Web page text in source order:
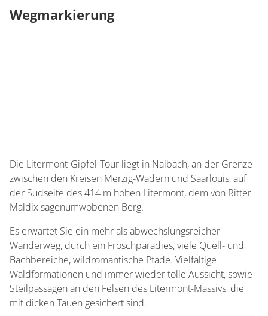
Wegmarkierung
Die Litermont-Gipfel-Tour liegt in Nalbach, an der Grenze
zwischen den Kreisen Merzig-Wadern und Saarlouis, auf
der Südseite des 414 m hohen Litermont, dem von Ritter
Maldix sagenumwobenen Berg.
Es erwartet Sie ein mehr als abwechslungsreicher
Wanderweg, durch ein Froschparadies, viele Quell- und
Bachbereiche, wildromantische Pfade. Vielfältige
Waldformationen und immer wieder tolle Aussicht, sowie
Steilpassagen an den Felsen des Litermont-Massivs, die
mit dicken Tauen gesichert sind.